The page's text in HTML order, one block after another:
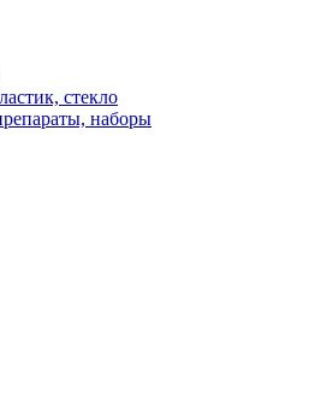
стекло
наборы